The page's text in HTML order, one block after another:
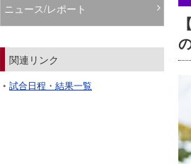
ニュース/レポート
関連リンク
試合日程・結果一覧